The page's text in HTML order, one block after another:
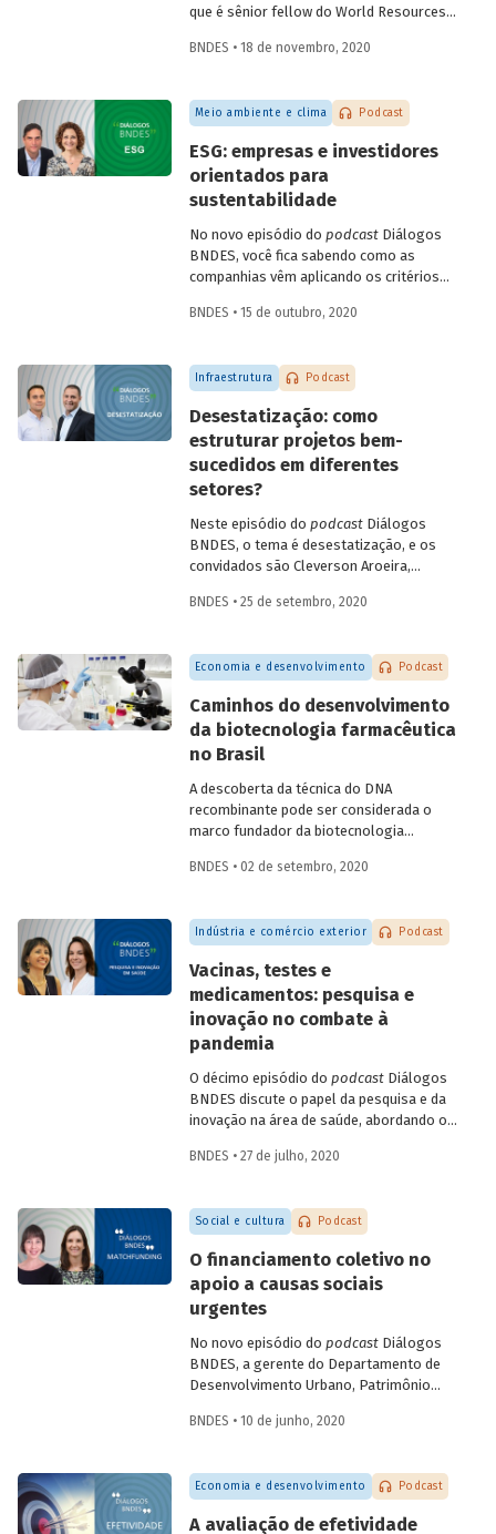
que é sênior fellow do World Resources
Infraestrutura, Concessões e PPPs do
infraestrutura sustentável e conversam
sobre como os investimentos nessa área
econômica no Brasil, criando empregos e
melhorando a qualidade de vida da
população.
BNDES • 18 de novembro, 2020
Meio ambiente e clima Podcast
ESG: empresas e investidores
orientados para
sustentabilidade
No novo episódio do podcastDiálogos
BNDES, você fica sabendo como as
companhias vêm aplicando os critérios
and governance- para adaptar seus
mais preocupado com sustentabilidade.
Confira o bate-papo entre Sonia Favaretto
e Julio Leite (superintendente do BNDES).
BNDES • 15 de outubro, 2020
Infraestrutura Podcast
Desestatização: como
estruturar projetos bem-
sucedidos em diferentes
setores?
Neste episódio do podcastDiálogos
BNDES, o tema é desestatização, e os
convidados são Cleverson Aroeira,
de Parcerias de Investimento do BNDES, e
International Finance Corporation (IFC),
do Grupo Banco Mundial. Na conversa,
modalidades de desestatização, os
modelos de regulação e contrato, o
processo de estruturação de projetos e
investimentos e parcerias com o setor
privado.
BNDES • 25 de setembro, 2020
Economia e desenvolvimento Podcast
Caminhos do desenvolvimento
da biotecnologia farmacêutica
no Brasil
A descoberta da técnica do DNA
recombinante pode ser considerada o
marco fundador da biotecnologia
capazes de produzir novas proteínas ou
larga escala. Na área de saúde, a
biotecnologia avançou em atividades
medicamentos e vacinas, de reagentes
para diagnóstico e de materiais médicos
e odontológicos, assim como em novos
campos como a terapia celular e a terapia
de incorporação da biotecnologia pelo
setor farmacêutico no Brasil.
BNDES • 02 de setembro, 2020
Indústria e comércio exterior Podcast
Vacinas, testes e
medicamentos: pesquisa e
inovação no combate à
pandemia
O décimo episódio do podcastDiálogos
BNDES discute o papel da pesquisa e da
inovação na área de saúde, abordando os
Covid-19. Na conversa, a gerente setorial
e de Serviços de Saúde do BNDES, Carla
Reis, e a professora da Coppe-UFRJ e
Engenharia de Cultivos Celulares (LECC),
Leda Castilho, falam das parcerias
brasileiras para testagem e produção de
sobre o teste de diagnóstico
desenvolvido pela UFRJ, que deve
contribuir para identificar com maior
precisão e menor custo os casos da
BNDES • 27 de julho, 2020
Social e cultura Podcast
O financiamento coletivo no
apoio a causas sociais
urgentes
No novo episódio do podcastDiálogos
BNDES, a gerente do Departamento de
Desenvolvimento Urbano, Patrimônio
Zendron e a co-fundadora da Benfeitoria
matchfunding(que agrega a participação
de um doador institucional ao
BNDES • 10 de junho, 2020
Economia e desenvolvimento Podcast
A avaliação de efetividade